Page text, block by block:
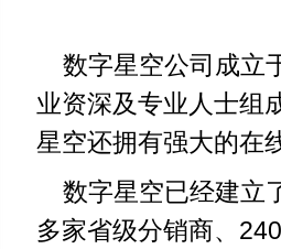
数字星空公司成立
业资深及专业人士组
星空还拥有强大的在
数字星空已经建立
多家省级分销商、